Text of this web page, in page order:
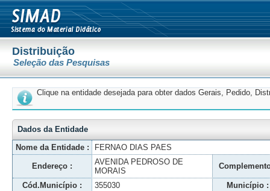
Distribuição
Seleção das Pesquisas
Clique na entidade desejada para obter dados Gerais, Pedido,
Dados da Entidade
Nome da Entidade :
FERNAO DIAS PAES
Endereço :
AVENIDA PEDROSO DE
MORAIS
Cód.Município : 355030 Município :